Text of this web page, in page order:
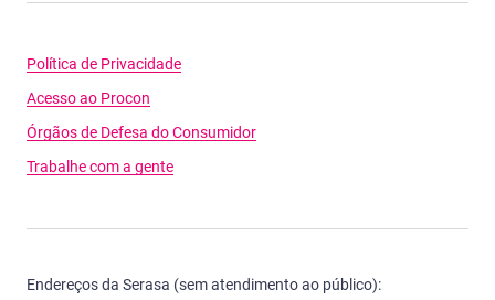
Política de Privacidade
Acesso ao Procon
Órgãos de Defesa do Consumidor
Trabalhe com a gente
Endereços da Serasa (sem atendimento ao público):